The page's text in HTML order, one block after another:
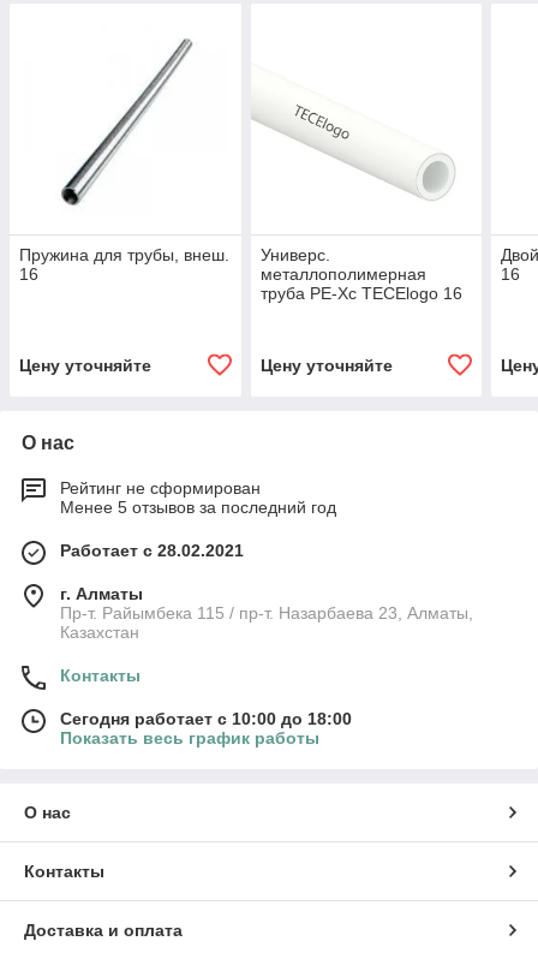
Пружина для трубы, внеш.
16
Цену уточняйте
Универс.
металлополимерная
труба РЕ-Хс TECElogo 16
Цену уточняйте
16
О нас
Рейтинг не сформирован
Менее 5 отзывов за последний год
Работает с 28.02.2021
г. Алматы
Пр-т. Райымбека 115 / пр-т. Назарбаева 23, Алматы,
Казахстан
Контакты
Сегодня работает с 10:00 до 18:00
Показать весь график работы
О нас
Контакты
Доставка и оплата